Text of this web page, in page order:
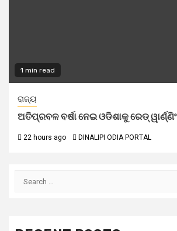
1 min read
ରାଜ୍ୟ
ଅତିପ୍ରବଳ ବର୍ଷା ନେଇ ଓଡିଶାକୁ ରେଡ୍ ୱାର୍ଣ୍ଣିଂ
22 hours ago DINALIPI ODIA PORTAL